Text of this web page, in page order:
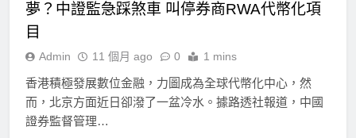
夢？中證監急踩煞車 叫停券商RWA代幣化項
目
Admin 11 個月 ago 0 1 mins
香港積極發展數位金融，力圖成為全球代幣化中心，然
而，北京方面近日卻潑了一盆冷水。據路透社報道，中國
證券監督管理…